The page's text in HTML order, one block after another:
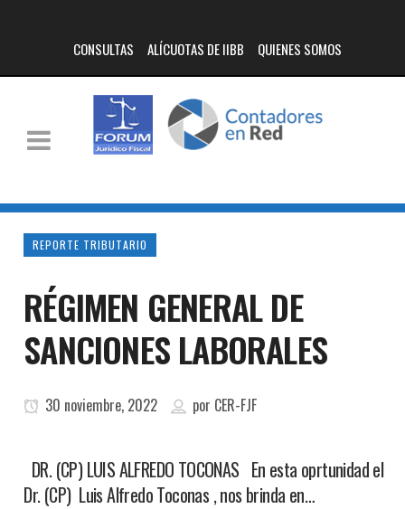
CONSULTAS ALÍCUOTAS DE IIBB QUIENES SOMOS
REPORTE TRIBUTARIO
RÉGIMEN GENERAL DE
SANCIONES LABORALES
30 noviembre, 2022 por CER-FJF
DR. (CP) LUIS ALFREDO TOCONAS En esta oprtunidad el
Dr. (CP) Luis Alfredo Toconas , nos brinda en…